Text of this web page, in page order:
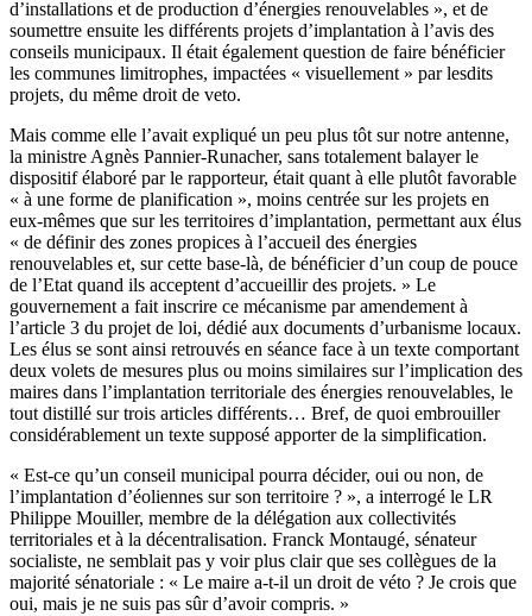
d’installations et de production d’énergies renouvelables », et de
soumettre ensuite les différents projets d’implantation à l’avis des
conseils municipaux. Il était également question de faire bénéficier
les communes limitrophes, impactées « visuellement » par lesdits
projets, du même droit de veto.
Mais comme elle l’avait expliqué un peu plus tôt sur notre antenne,
la ministre Agnès Pannier-Runacher, sans totalement balayer le
dispositif élaboré par le rapporteur, était quant à elle plutôt favorable
« à une forme de planification », moins centrée sur les projets en
eux-mêmes que sur les territoires d’implantation, permettant aux élus
« de définir des zones propices à l’accueil des énergies
renouvelables et, sur cette base-là, de bénéficier d’un coup de pouce
de l’Etat quand ils acceptent d’accueillir des projets. » Le
gouvernement a fait inscrire ce mécanisme par amendement à
l’article 3 du projet de loi, dédié aux documents d’urbanisme locaux.
Les élus se sont ainsi retrouvés en séance face à un texte comportant
deux volets de mesures plus ou moins similaires sur l’implication des
maires dans l’implantation territoriale des énergies renouvelables, le
tout distillé sur trois articles différents… Bref, de quoi embrouiller
considérablement un texte supposé apporter de la simplification.
« Est-ce qu’un conseil municipal pourra décider, oui ou non, de
l’implantation d’éoliennes sur son territoire ? », a interrogé le LR
Philippe Mouiller, membre de la délégation aux collectivités
territoriales et à la décentralisation. Franck Montaugé, sénateur
socialiste, ne semblait pas y voir plus clair que ses collègues de la
majorité sénatoriale : « Le maire a-t-il un droit de véto ? Je crois que
oui, mais je ne suis pas sûr d’avoir compris. »